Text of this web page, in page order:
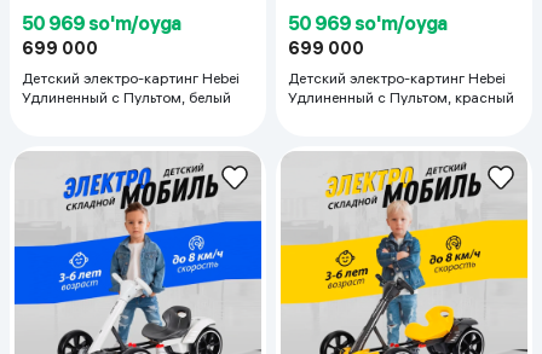
50 969 so'm/oyga
699 000
Детский электро-картинг Hebei
Удлиненный с Пультом, белый
50 969 so'm/oyga
699 000
Детский электро-картинг Hebei
Удлиненный с Пультом, красный